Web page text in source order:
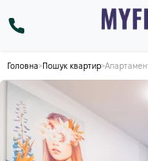
Головна>Пошук квартир>